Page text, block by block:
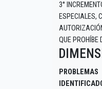
3°
ESPECIALES,
QUE PROHÍBE
PROBLEMAS